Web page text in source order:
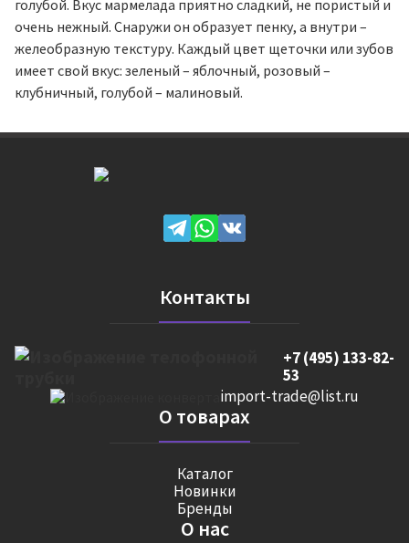
голубой. Вкус мармелада приятно сладкий, не пористый и
очень нежный. Снаружи он образует пенку, а внутри –
желеобразную текстуру. Каждый цвет щеточки или зубов
имеет свой вкус: зеленый – яблочный, розовый –
клубничный, голубой – малиновый.
Контакты
+7 (495) 133-82-
53
import-trade@list.ru
О товарах
Каталог
Новинки
Бренды
О нас